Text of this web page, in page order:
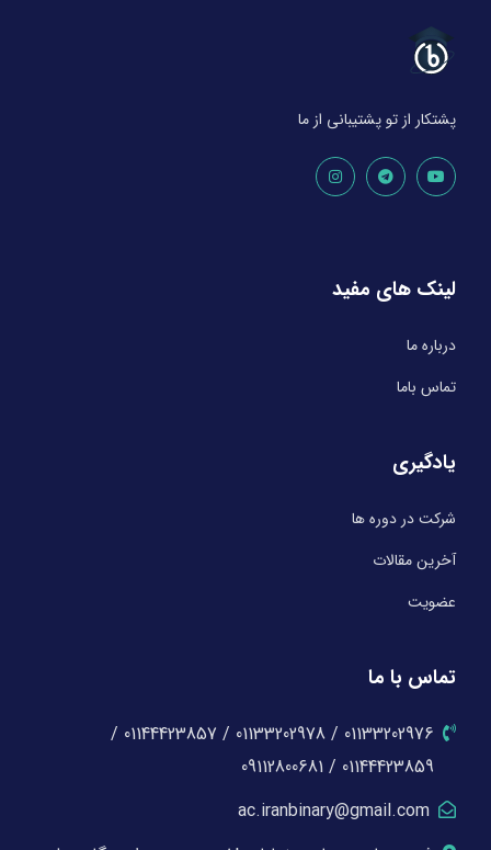
پشتکار از تو پشتیبانی از ما
لینک های مفید
درباره ما
تماس باما
یادگیری
شرکت در دوره ها
آخرین مقالات
عضویت
تماس با ما
01133202976 / 01133202978 / 01144423857 /
01144423859 / 09112800681
ac.iranbinary@gmail.com